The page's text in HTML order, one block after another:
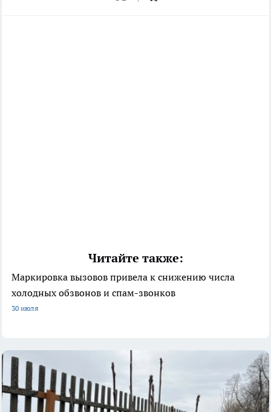
Читайте также:
Маркировка вызовов привела к снижению числа
холодных обзвонов и спам-звонков
30 июля